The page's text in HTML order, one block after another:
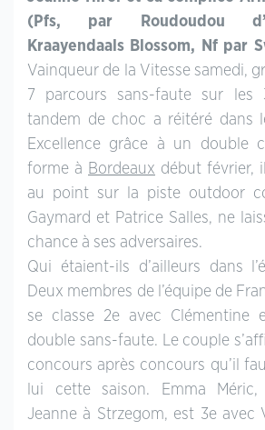
(Pfs, par Roudoudou
Kraayendaals Blossom, Nf par
Vainqueur de la Vitesse samedi,
7 parcours sans-faute sur les
tandem de choc a réitéré dans
Excellence grâce à un double
forme à Bordeaux début février,
au point sur la piste outdoor
Gaymard et Patrice Salles, ne
chance à ses adversaires.
Qui étaient-ils d’ailleurs dans
Deux membres de l’équipe de
se classe 2e avec Clémentine
double sans-faute. Le couple
concours après concours qu’il
lui cette saison. Emma
Jeanne à Strzegom, est 3e avec